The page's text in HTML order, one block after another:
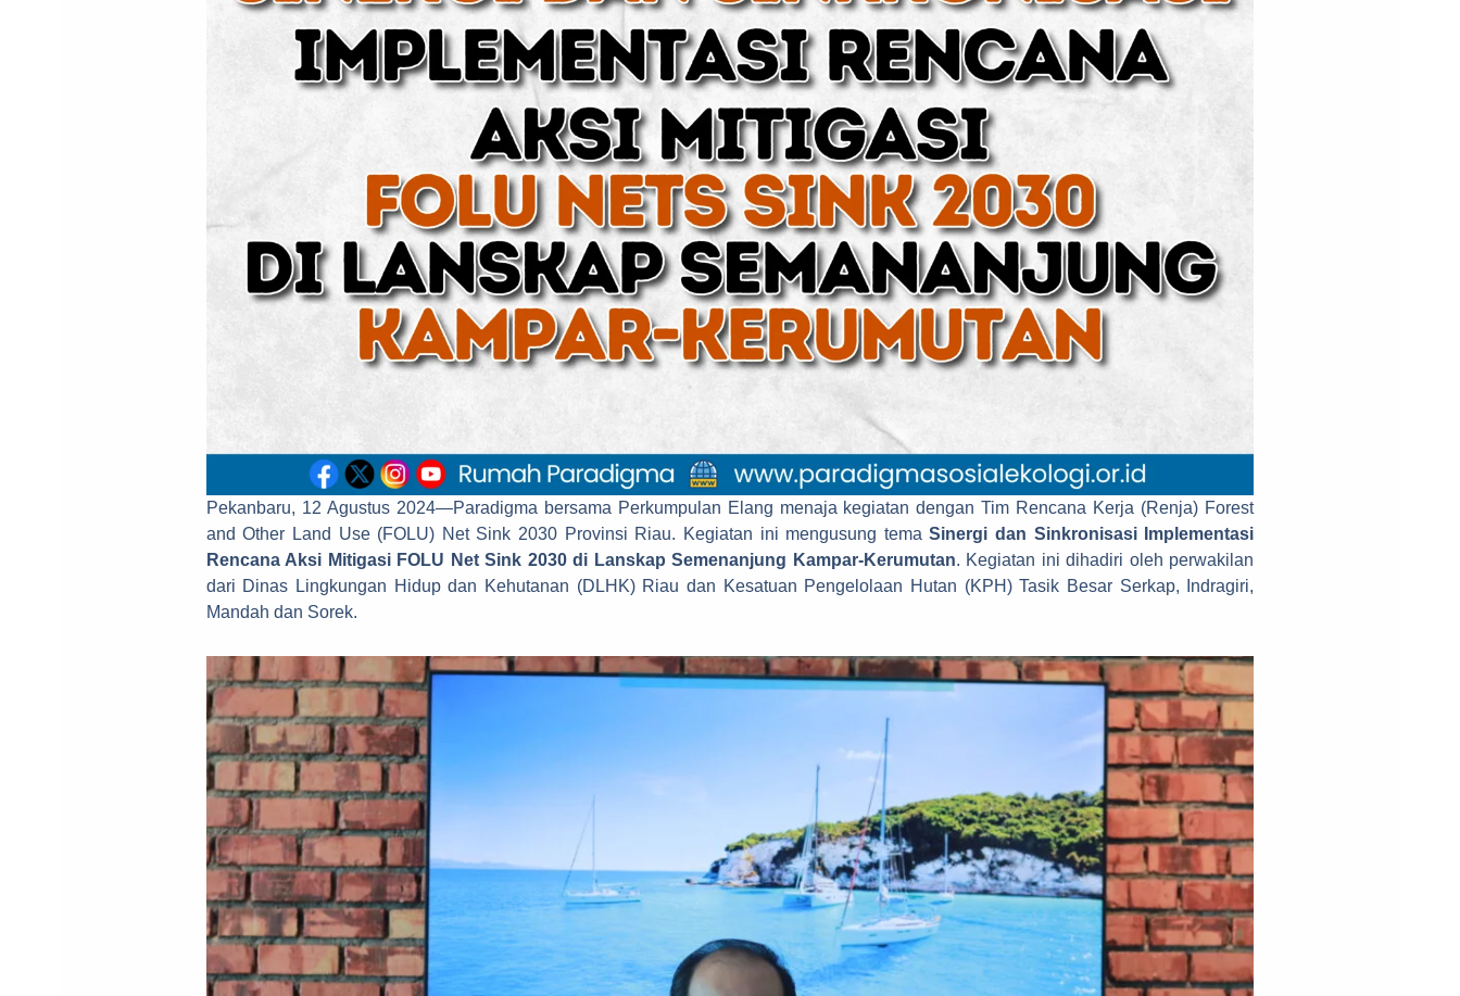
Pekanbaru, 12 Agustus 2024—Paradigma bersama Perkumpulan Elang menaja kegiatan dengan Tim Rencana Kerja (Renja) Forest
and Other Land Use (FOLU) Net Sink 2030 Provinsi Riau. Kegiatan ini mengusung temaSinergi dan Sinkronisasi Implementasi
Rencana Aksi Mitigasi FOLU Net Sink 2030 di Lanskap Semenanjung Kampar-Kerumutan. Kegiatan ini dihadiri oleh perwakilan
dari Dinas Lingkungan Hidup dan Kehutanan (DLHK) Riau dan Kesatuan Pengelolaan Hutan (KPH) Tasik Besar Serkap, Indragiri,
Mandah dan Sorek.